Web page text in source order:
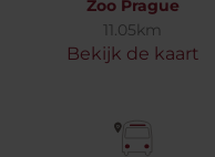
Zoo Prague
11.05km
Bekijk de kaart